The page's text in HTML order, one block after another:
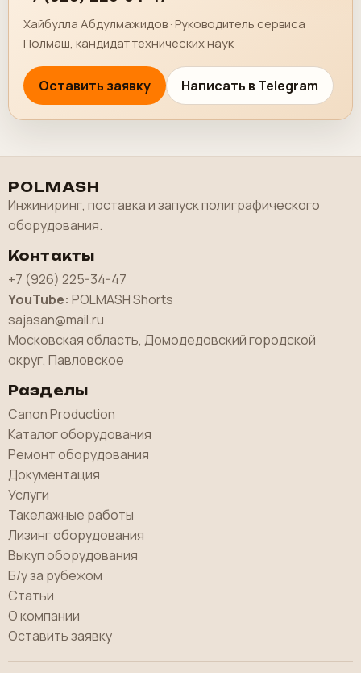
Хайбулла Абдулмажидов · Руководитель сервиса
Полмаш, кандидат технических наук
Оставить заявку Написать в Telegram
POLMASH
Инжиниринг, поставка и запуск полиграфического
оборудования.
Контакты
+7 (926) 225-34-47
YouTube: POLMASH Shorts
sajasan@mail.ru
Московская область, Домодедовский городской
округ, Павловское
Разделы
Canon Production
Каталог оборудования
Ремонт оборудования
Документация
Услуги
Такелажные работы
Лизинг оборудования
Выкуп оборудования
Б/у за рубежом
Статьи
О компании
Оставить заявку